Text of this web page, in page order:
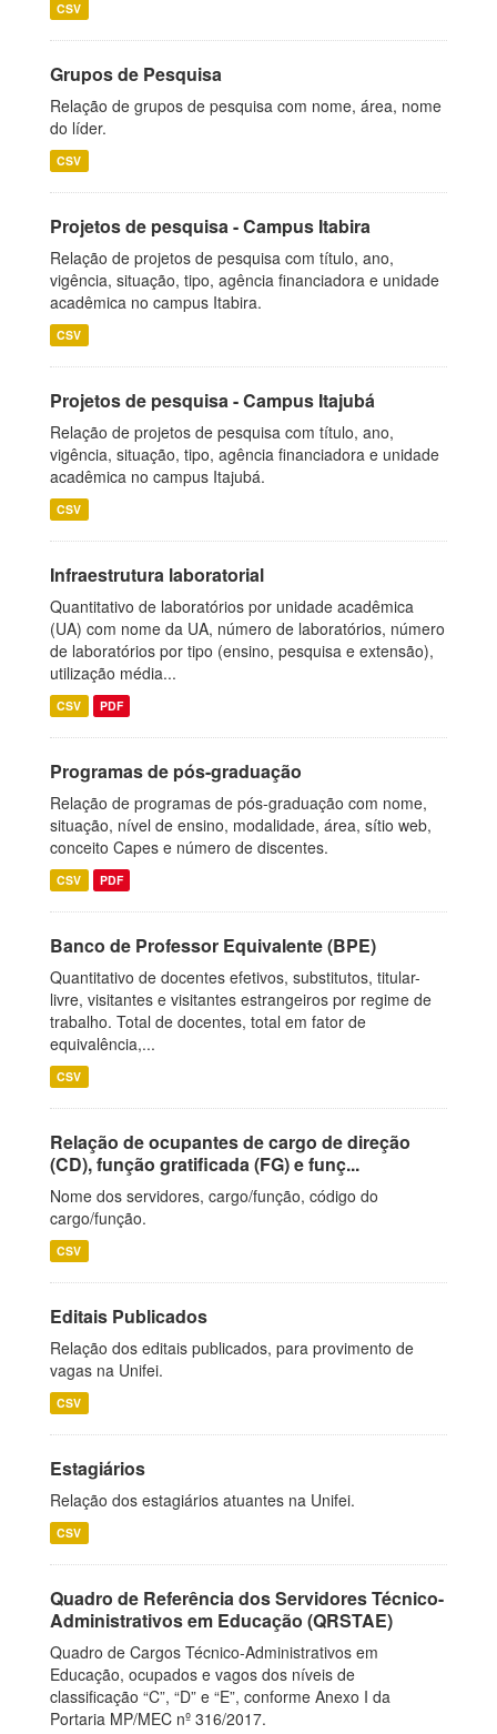
CSV
Grupos de Pesquisa
Relação de grupos de pesquisa com nome, área, nome
do líder.
CSV
Projetos de pesquisa - Campus Itabira
Relação de projetos de pesquisa com título, ano,
vigência, situação, tipo, agência financiadora e unidade
acadêmica no campus Itabira.
CSV
Projetos de pesquisa - Campus Itajubá
Relação de projetos de pesquisa com título, ano,
vigência, situação, tipo, agência financiadora e unidade
acadêmica no campus Itajubá.
CSV
Infraestrutura laboratorial
Quantitativo de laboratórios por unidade acadêmica
(UA) com nome da UA, número de laboratórios, número
de laboratórios por tipo (ensino, pesquisa e extensão),
utilização média...
CSV PDF
Programas de pós-graduação
Relação de programas de pós-graduação com nome,
situação, nível de ensino, modalidade, área, sítio web,
conceito Capes e número de discentes.
CSV PDF
Banco de Professor Equivalente (BPE)
Quantitativo de docentes efetivos, substitutos, titular-
livre, visitantes e visitantes estrangeiros por regime de
trabalho. Total de docentes, total em fator de
equivalência,...
CSV
Relação de ocupantes de cargo de direção
(CD), função gratificada (FG) e funç...
Nome dos servidores, cargo/função, código do
cargo/função.
CSV
Editais Publicados
Relação dos editais publicados, para provimento de
vagas na Unifei.
CSV
Estagiários
Relação dos estagiários atuantes na Unifei.
CSV
Quadro de Referência dos Servidores Técnico-
Administrativos em Educação (QRSTAE)
Quadro de Cargos Técnico-Administrativos em
Educação, ocupados e vagos dos níveis de
classificação “C”, “D” e “E”, conforme Anexo I da
Portaria MP/MEC nº 316/2017.